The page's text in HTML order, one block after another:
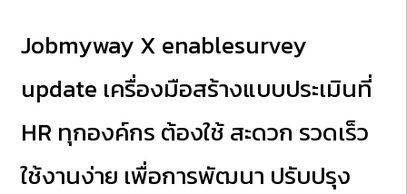
Jobmyway X enablesurvey
update เครื่องมือสร้างแบบประเมินที่
HR ทุกองค์กร ต้องใช้ สะดวก รวดเร็ว
ใช้งานง่าย เพื่อการพัฒนา ปรับปรุง